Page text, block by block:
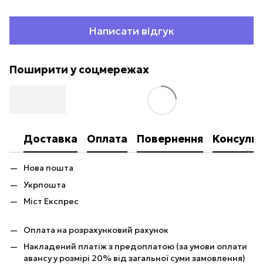
Написати відгук
Поширити у соцмережах
Доставка Оплата Повернення
Нова пошта
Укрпошта
Міст Експрес
Оплата на розрахунковий рахунок
Накладений платіж з предоплатою (за умови оплати
авансу у розмірі 20% від загальної суми замовлення)